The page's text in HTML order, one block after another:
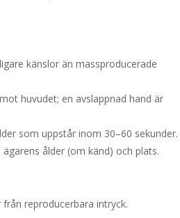
känslor än massproducerade
huvudet; en avslappnad hand är
som uppstår inom 30–60 sekunder.
ålder (om känd) och plats.
reproducerbara intryck.